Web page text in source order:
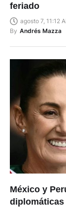
feriado
agosto 7, 11:12
By Andrés Mazza
México y